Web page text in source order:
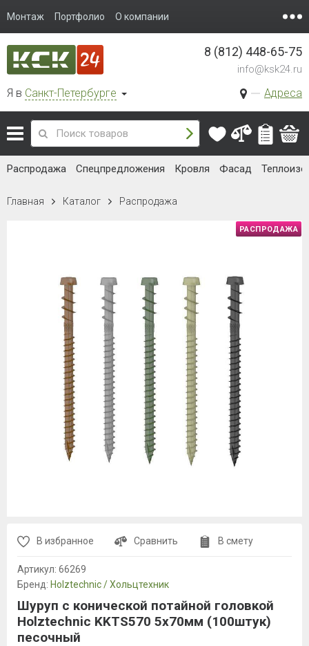
Монтаж Портфолио О компании
Я в Санкт-Петербурге Адреса
8 (812) 448-65-75
info@ksk24.ru
Распродажа Спецпредложения Кровля Фасад
Главная Каталог Распродажа
РАСПРОДАЖА
В избранное Сравнить В смету
Артикул: 66269
Бренд: Holztechnic / Хольцтехник
Шуруп с конической потайной головкой
Holztechnic KKTS570 5х70мм (100штук)
песочный